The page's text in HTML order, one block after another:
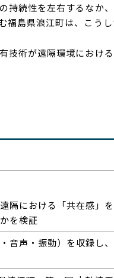
持続性を左右するなか
島県浪江町は、こう
術が遠隔環境におけ
隔における「共在感」
を検証
音声・振動）を収録し